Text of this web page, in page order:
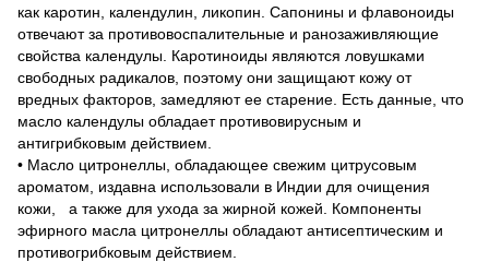
как каротин, календулин, ликопин. Сапонины и флавоноиды
отвечают за противовоспалительные и ранозаживляющие
свойства календулы. Каротиноиды являются ловушками
свободных радикалов, поэтому они защищают кожу от
вредных факторов, замедляют ее старение. Есть данные, что
масло календулы обладает противовирусным и
антигрибковым действием.
• Масло цитронеллы, обладающее свежим цитрусовым
ароматом, издавна использовали в Индии для очищения
кожи, а также для ухода за жирной кожей. Компоненты
эфирного масла цитронеллы обладают антисептическим и
противогрибковым действием.